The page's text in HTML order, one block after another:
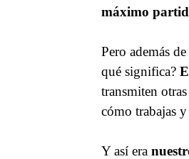
máximo
Pero además
qué significa?
transmiten
cómo trabajas y
Y así era